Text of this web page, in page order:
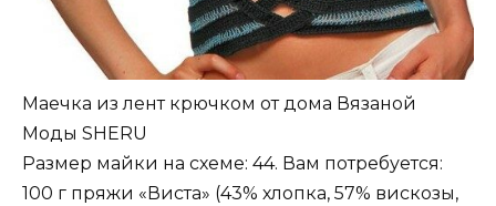
Маечка из лент крючком от дома Вязаной
Моды SHERU
Размер майки на схеме: 44. Вам потребуется:
100 г пряжи «Виста» (43% хлопка, 57% вискозы,